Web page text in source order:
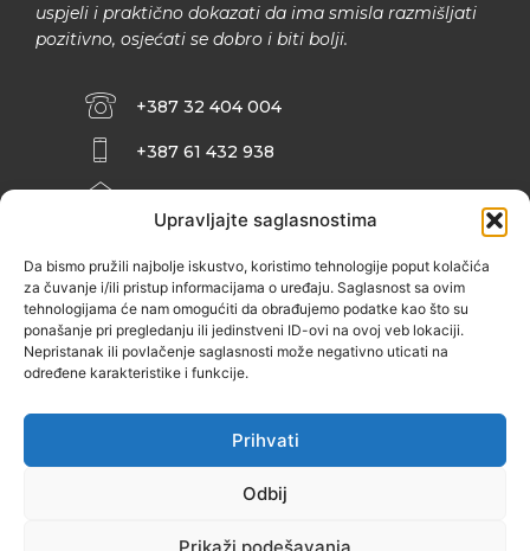
Upravljajte saglasnostima
Da bismo pružili najbolje iskustvo, koristimo tehnologije poput kolačića
za čuvanje i/ili pristup informacijama o uređaju. Saglasnost sa ovim
tehnologijama će nam omogućiti da obrađujemo podatke kao što su
ponašanje pri pregledanju ili jedinstveni ID-ovi na ovoj veb lokaciji.
Nepristanak ili povlačenje saglasnosti može negativno uticati na
određene karakteristike i funkcije.
Prihvati
Odbij
Prikaži podešavanja
uspjeli i praktično dokazati da ima smisla razmišljati
pozitivno, osjećati se dobro i biti bolji.
+387 32 404 004
+387 61 432 938
INFO@ZENIT.BA
ZENIČANKA, 3. SPRAT), 72000 ZENICA